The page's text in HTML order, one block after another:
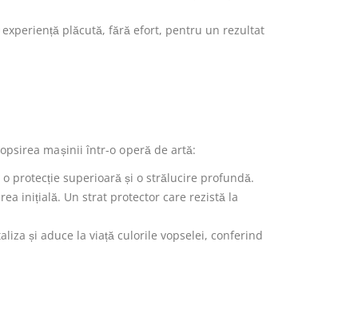
plăcută, fără efort, pentru un rezultat
mașinii într-o operă de artă:
protecție superioară și o strălucire profundă.
inițială. Un strat protector care rezistă la
și aduce la viață culorile vopselei, conferind